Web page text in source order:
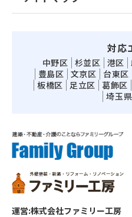
対応
中野区 杉並区 港区
豊島区 文京区 台東区
板橋区
足立区 葛飾区
埼玉
運営:株式会社ファミリー工房